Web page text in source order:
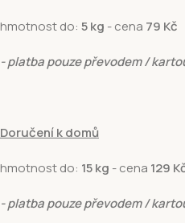
hmotnost do: 5 kg - cena 79 Kč
- platba pouze převodem /
Doručení k domů
hmotnost do: 15 kg - cena 129
- platba pouze převodem /